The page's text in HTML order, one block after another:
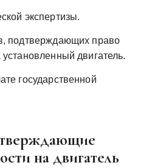
экспертизы.
подтверждающих право
двигатель.
государственной
на двигатель